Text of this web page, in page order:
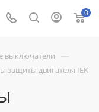
0
выключатели —
защиты двигателя IEK